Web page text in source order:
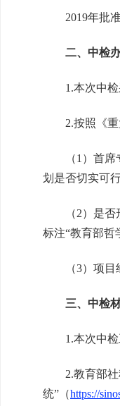
2019年批准
二、中检
1.本次中检
2.按照《重大
（1）首席专
划是否切实可行
（2）是否形
标注“教育部哲
（3）项目经
三、中检
1.本次中检工
2.教育部社
统”（https://